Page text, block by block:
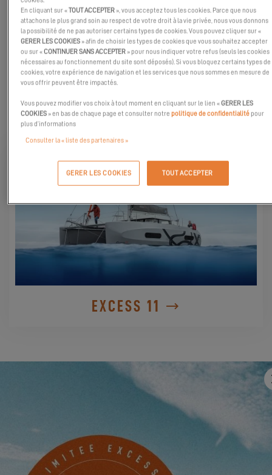
L'équipe de Globe Sailing vous invite à un cocktail au Pesca
Yacht Club de Cartagena.
Samedi, nous vous invitons à naviguer avec nous à bord de
l'Excess 11.
DÉCOUVREZ-LE
EXCESS 11
PRENEZ RENDEZ-VOUS
GLOBE SAILING - COLOMBIA
En cliquant sur «TOUT ACCEPTER », vous acceptez tous les cookies. Parce que nous
attachons le plus grand soin au respect de votre droit à la vie privée, nous vous donnons
la possibilité de ne pas autoriser certains types de cookies. Vous pouvez cliquer sur «
GERER LES COOKIES » afin de choisir les types de cookies que vous souhaitez accepter
ou sur «CONTINUER SANS ACCEPTER » pour nous indiquer votre refus (seuls les cookies
nécessaires au fonctionnement du site sont déposés). Si vous bloquez certains types de
cookies, votre expérience de navigation et les services que nous sommes en mesure de
vous offrir peuvent être impactés.
Vous pouvez modifier vos choix à tout moment en cliquant sur le lien «GERER LES
COOKIES » en bas de chaque page et consulter notrepolitique de confidentialitépour
plus d’informations
Consulter la « liste des partenaires »
GERER LES COOKIES TOUT ACCEPTER